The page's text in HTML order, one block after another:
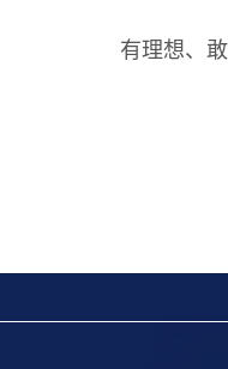
有理想、